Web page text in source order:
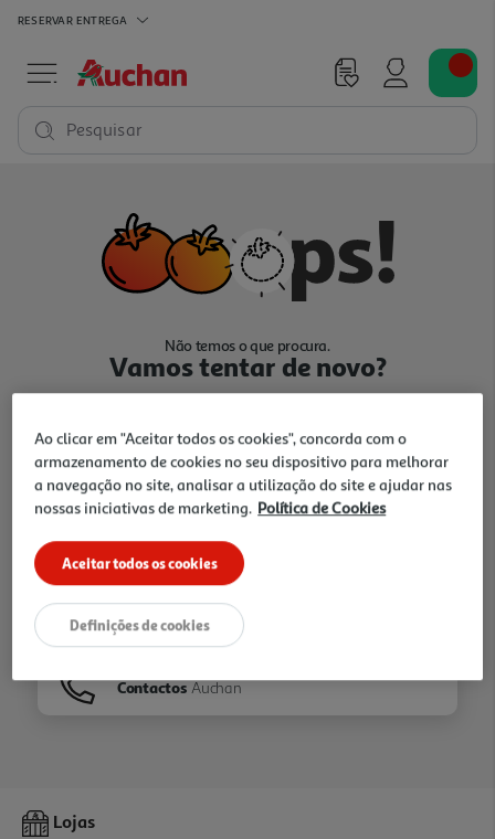
RESERVAR ENTREGA
Pesquisar
Não temos o que procura.
Vamos tentar de novo?
Ir para Homepage
Folhetos
Contactos Auchan
Lojas
Ao clicar em "Aceitar todos os cookies", concorda com o
armazenamento de cookies no seu dispositivo para melhorar
a navegação no site, analisar a utilização do site e ajudar nas
nossas iniciativas de marketing. Política de Cookies
Aceitar todos os cookies
Definições de cookies